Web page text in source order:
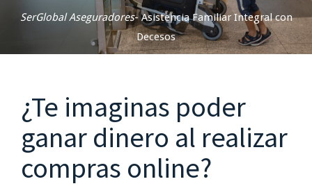
SerGlobal Aseguradores- Asistencia Familiar Integral con
Decesos
¿Te imaginas poder
ganar dinero al realizar
compras online?